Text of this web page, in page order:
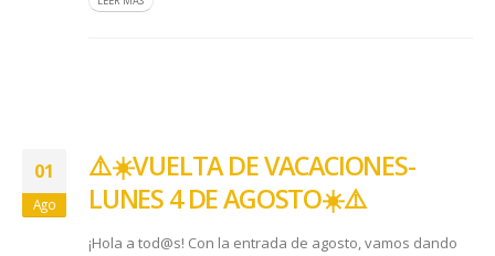
01
Ago
​⚠️​☀️​ VUELTA DE VACACIONES-
LUNES 4 DE AGOSTO ​☀️​⚠️​
¡Hola a tod@s! Con la entrada de agosto, vamos dando